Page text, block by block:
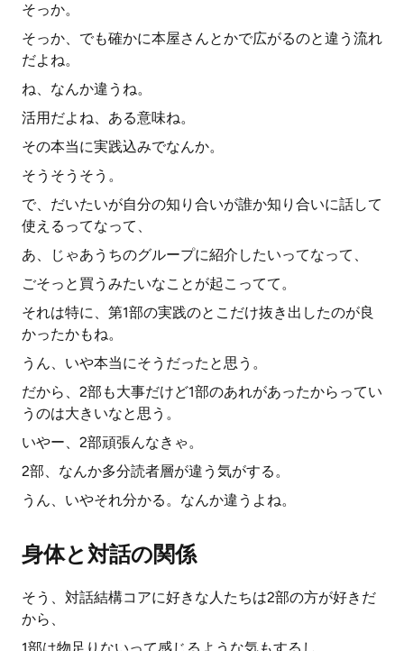
そっか。
そっか、でも確かに本屋さんとかで広がるのと違う流れ
だよね。
ね、なんか違うね。
活用だよね、ある意味ね。
その本当に実践込みでなんか。
そうそうそう。
で、だいたいが自分の知り合いが誰か知り合いに話して
使えるってなって、
あ、じゃあうちのグループに紹介したいってなって、
ごそっと買うみたいなことが起こってて。
それは特に、第1部の実践のとこだけ抜き出したのが良
かったかもね。
うん、いや本当にそうだったと思う。
だから、2部も大事だけど1部のあれがあったからってい
うのは大きいなと思う。
いやー、2部頑張んなきゃ。
2部、なんか多分読者層が違う気がする。
うん、いやそれ分かる。なんか違うよね。
身体と対話の関係
そう、対話結構コアに好きな人たちは2部の方が好きだ
から、